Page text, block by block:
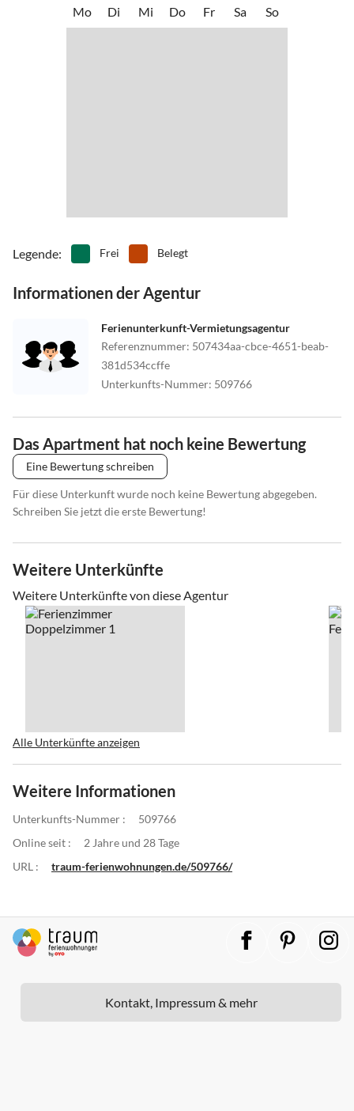
Mo
Di Mi Do Fr Sa So
Legende: Frei Belegt
Informationen der Agentur
Ferienunterkunft-Vermietungsagentur
Referenznummer: 507434aa-cbce-4651-beab-
381d534ccffe
Unterkunfts-Nummer: 509766
Das Apartment hat noch keine Bewertung
Eine Bewertung schreiben
Für diese Unterkunft wurde noch keine Bewertung abgegeben.
Schreiben Sie jetzt die erste Bewertung!
Weitere Unterkünfte
Weitere Unterkünfte von diese Agentur
Alle Unterkünfte anzeigen
Weitere Informationen
Unterkunfts-Nummer :
509766
Online seit :
2 Jahre und 28 Tage
URL :
traum-ferienwohnungen.de/509766/
Kontakt, Impressum & mehr